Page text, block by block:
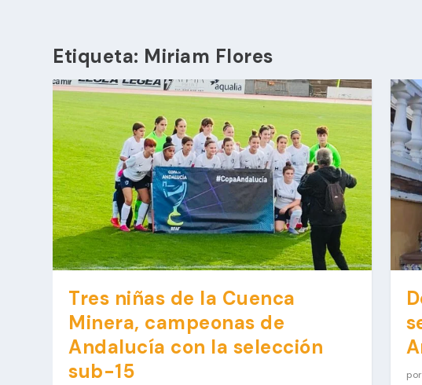
Etiqueta: Miriam Flores
Tres niñas de la Cuenca
Minera, campeonas de
Andalucía con la selección
sub-15
por